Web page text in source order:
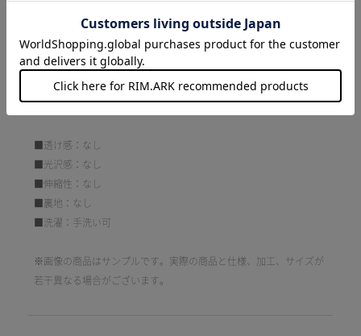
■STYLING：同素材Comfy vest tops (460JAL30-0381) とセットア
ップでリラクシーさとモード感を兼ね備えた洗練された着こなし
に。
コンパクトなトップスを合わせたメリハリのあるスタイルもおすす
■透け感：なし
■光沢感：なし
■伸縮性：なし
■裏地：なし
■洗濯：手洗い可
※画像の商品はサンプルです。実際の商品と仕様、加工、サイズが
若干異なる場合がございます。